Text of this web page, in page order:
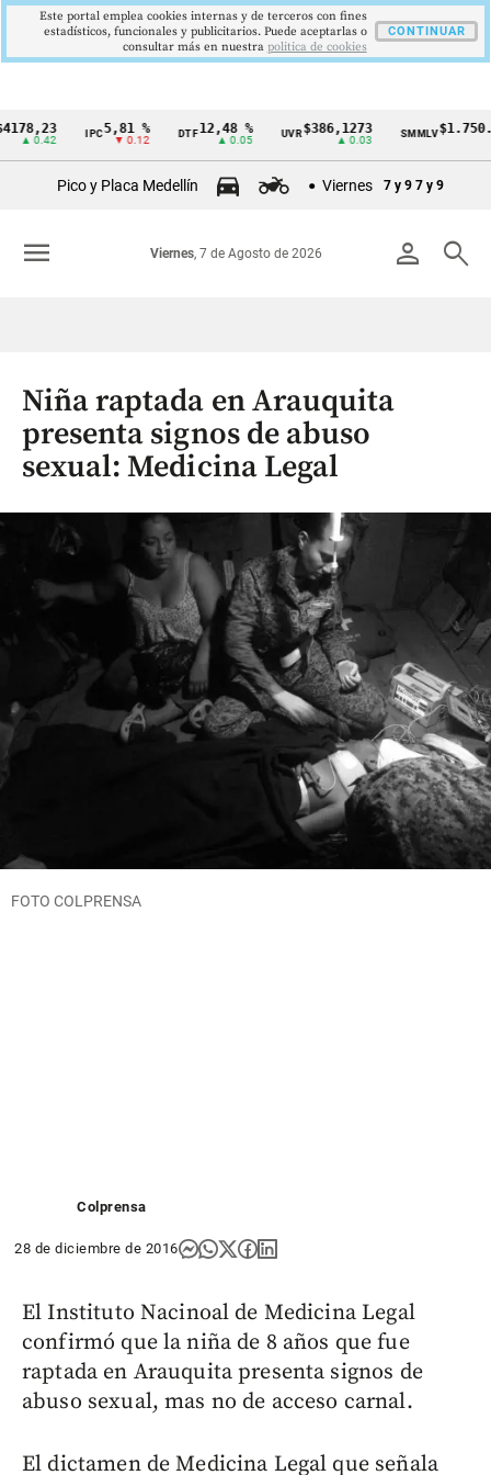
Cintillo
Colombia
IPC 5,81 %
▼ 0.12
DTF 12,48 %
▲ 0.05
UVR $386,1273
▲ 0.03
SMMLV$1.750.905
Pico y Placa Medellín Viernes 7 y 9 7 y 9
person search
Viernes, 7 de Agosto de 2026
menu
Niña raptada en Arauquita
presenta signos de abuso
sexual: Medicina Legal
FOTO COLPRENSA
Colprensa
28 de diciembre de 2016
El Instituto Nacinoal de Medicina Legal
confirmó que la niña de 8 años que fue
raptada en Arauquita presenta signos de
abuso sexual, mas no de acceso carnal.
El dictamen de Medicina Legal que señala
Este portal emplea cookies internas y de terceros con fines
estadísticos, funcionales y publicitarios. Puede aceptarlas o
consultar más en nuestra politica de cookies
CONTINUAR